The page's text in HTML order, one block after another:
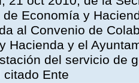
de Economía y
al Convenio de
Hacienda y el
del servicio de
Ente